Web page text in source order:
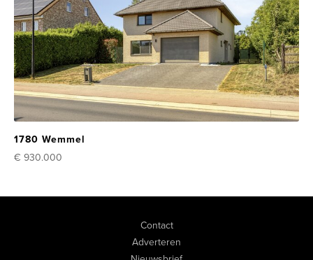
1780 Wemmel
€ 930.000
Contact
Adverteren